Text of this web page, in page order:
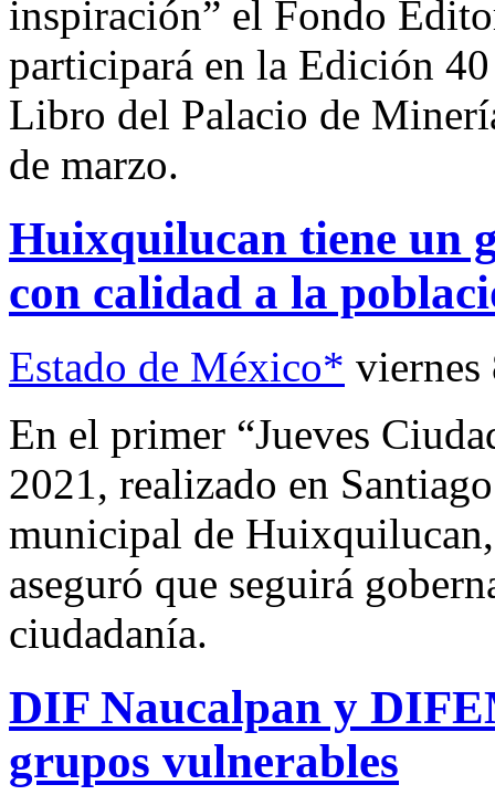
inspiración” el Fondo
participará en la Edición
Libro del Palacio de
de marzo.
Huixquilucan tiene un
con calidad a la
Estado de México* viernes
En el primer “Jueves
2021, realizado en
municipal de
aseguró que seguirá
ciudadanía.
DIF Naucalpan y
grupos vulnerables